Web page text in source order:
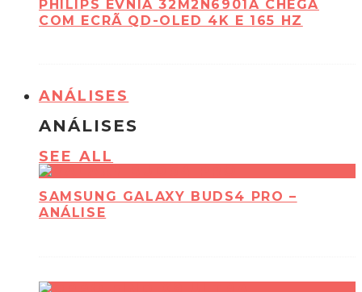
PHILIPS EVNIA 32M2N6901A CHEGA
COM ECRÃ QD-OLED 4K E 165 HZ
ANÁLISES
ANÁLISES
SEE ALL
SAMSUNG GALAXY BUDS4 PRO –
ANÁLISE